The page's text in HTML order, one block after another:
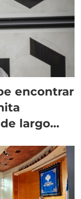
encontrar
largo